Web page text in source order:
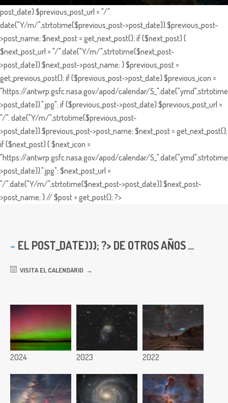
post_date) $previous_post_url = "/".
date("Y/m/",strtotime($previous_post->post_date)).$previous_post-
>post_name; $next_post = get_next_post(); if ($next_post) {
$next_post_url = "/".date("Y/m/",strtotime($next_post-
>post_date)).$next_post->post_name; } $previous_post =
get_previous_post(); if ($previous_post->post_date) $previous_icon =
"https://antwrp.gsfc.nasa.gov/apod/calendar/
>post_date)).".jpg"; if ($previous_post->post_date) $previous_post_url =
"/". date("Y/m/",strtotime($previous_post-
>post_date)).$previous_post->post_name; $next_post = get_next_post();
if ($next_post) { $next_icon =
"https://antwrp.gsfc.nasa.gov/apod/calendar/
>post_date)).".jpg"; $next_post_url =
"/".date("Y/m/",strtotime($next_post->post_date)).$next_post-
>post_name; } // $post = get_post(); ?>
EL POST_DATE))); ?> DE OTROS AÑOS ...
VISITA EL CALENDARIO
2024 2023 2022